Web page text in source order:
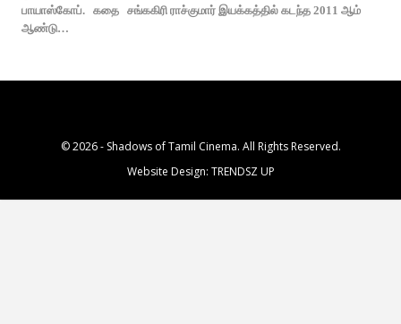
பாயாஸ்கோப். கதை சங்ககிரி ராச்குமார் இயக்கத்தில் கடந்த 2011 ஆம்
ஆண்டு…
© 2026 - Shadows of Tamil Cinema. All Rights Reserved.
Website Design: TRENDSZ UP